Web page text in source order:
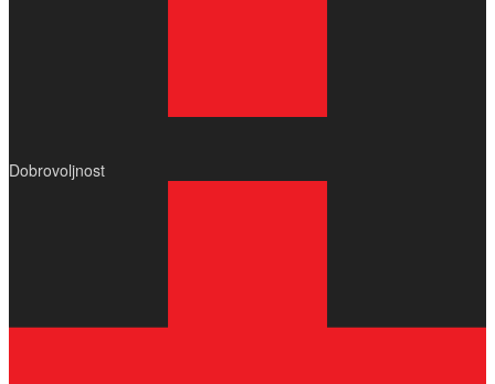
Dobrovoljnost